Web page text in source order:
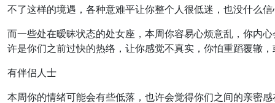
不了这样的境遇，各种意难平让你整个人很低迷，也没什么
而一些处在暧昧状态的处女座，本周你容易心烦意乱，你内
许是你们之前过快的热络，让你感觉不真实，你怕重蹈覆辙
有伴侣人士
本周你的情绪可能会有些低落，也许会觉得你们之间的亲密